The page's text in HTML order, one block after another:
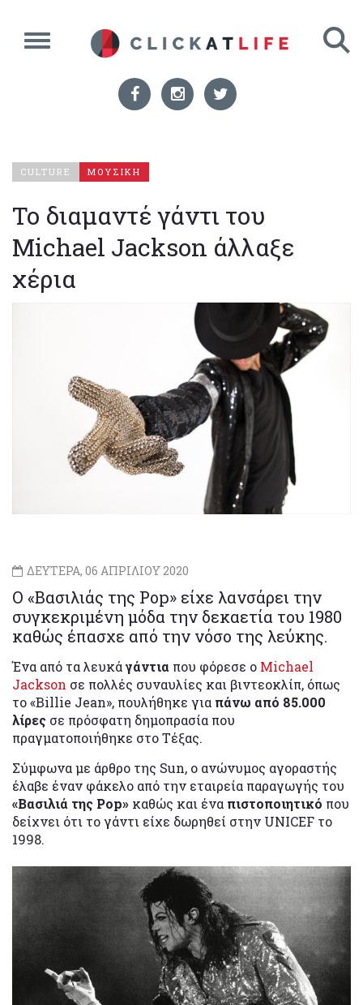
CULTURE ΜΟΥΣΙΚΗ
Το διαμαντέ γάντι του
Michael Jackson άλλαξε
χέρια
ΔΕΥΤΕΡΑ, 06 ΑΠΡΙΛΙΟΥ 2020
Ο «Βασιλιάς της Pop» είχε λανσάρει την
συγκεκριμένη μόδα την δεκαετία του 1980
καθώς έπασχε από την νόσο της λεύκης.
Ένα από τα λευκάγάντια που φόρεσε ο Michael
Jackson σε πολλές συναυλίες και βιντεοκλίπ, όπως
το «Billie Jean», πουλήθηκε για πάνω από 85.000
λίρες σε πρόσφατη δημοπρασία που
πραγματοποιήθηκε στο Τέξας.
Σύμφωνα με άρθρο της Sun, ο ανώνυμος αγοραστής
έλαβε έναν φάκελο από την εταιρεία παραγωγής του
«Βασιλιά της Pop» καθώς και ένα πιστοποιητικό που
δείχνει ότι το γάντι είχε δωρηθεί στην UNICEF το
1998.